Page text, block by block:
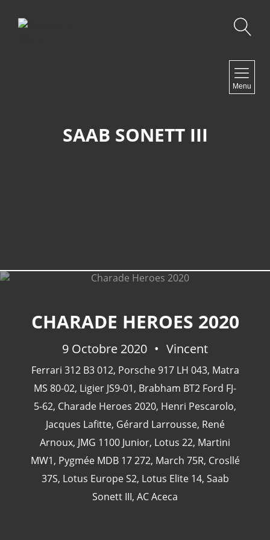
Menu
SAAB SONETT III
CHARADE HEROES 2020
9 Octobre 2020 Vincent
Ferrari 312 B3 012, Porsche 917 LH 043, Matra
MS 80-02, Ligier JS9-01, Brabham BT2 Ford FJ-
5-62, Charade Heroes 2020, Henri Pescarolo,
Jacques Lafitte, Gérard Larrousse, René
Arnoux, JMG 1100 Junior, Lotus 22, Martini
MW1, Pygmée MDB 17 272, March 75R, Crosllé
37S, Lotus Europe S2, Lotus Elite 14, Saab
Sonett III, AC Aceca
CATÉGORIES
24 Heures Du Mans(18)
Henri Pescarolo(8)
24 Heures Du Mans 1963(5)
24 Heures Du Mans 1967 (5)
Artcar(5)